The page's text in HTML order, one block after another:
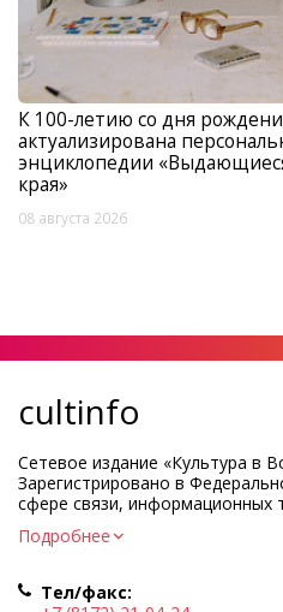
К 100-летию со дня
актуализирована
энциклопедии
края»
08 августа 2026
cultinfo
Сетевое издание «Культура в
Зарегистрировано в
сфере связи, информационных
коммуникаций.
Регистрационный номер и дата
Учредитель КУ ВО
Подробнее
Тел/факс: